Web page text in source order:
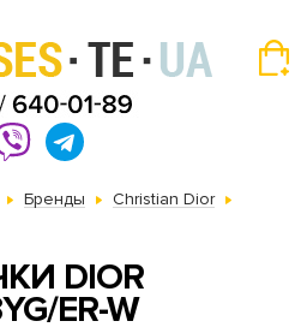
Бренды
Christian Dior
DIOR
ER-W